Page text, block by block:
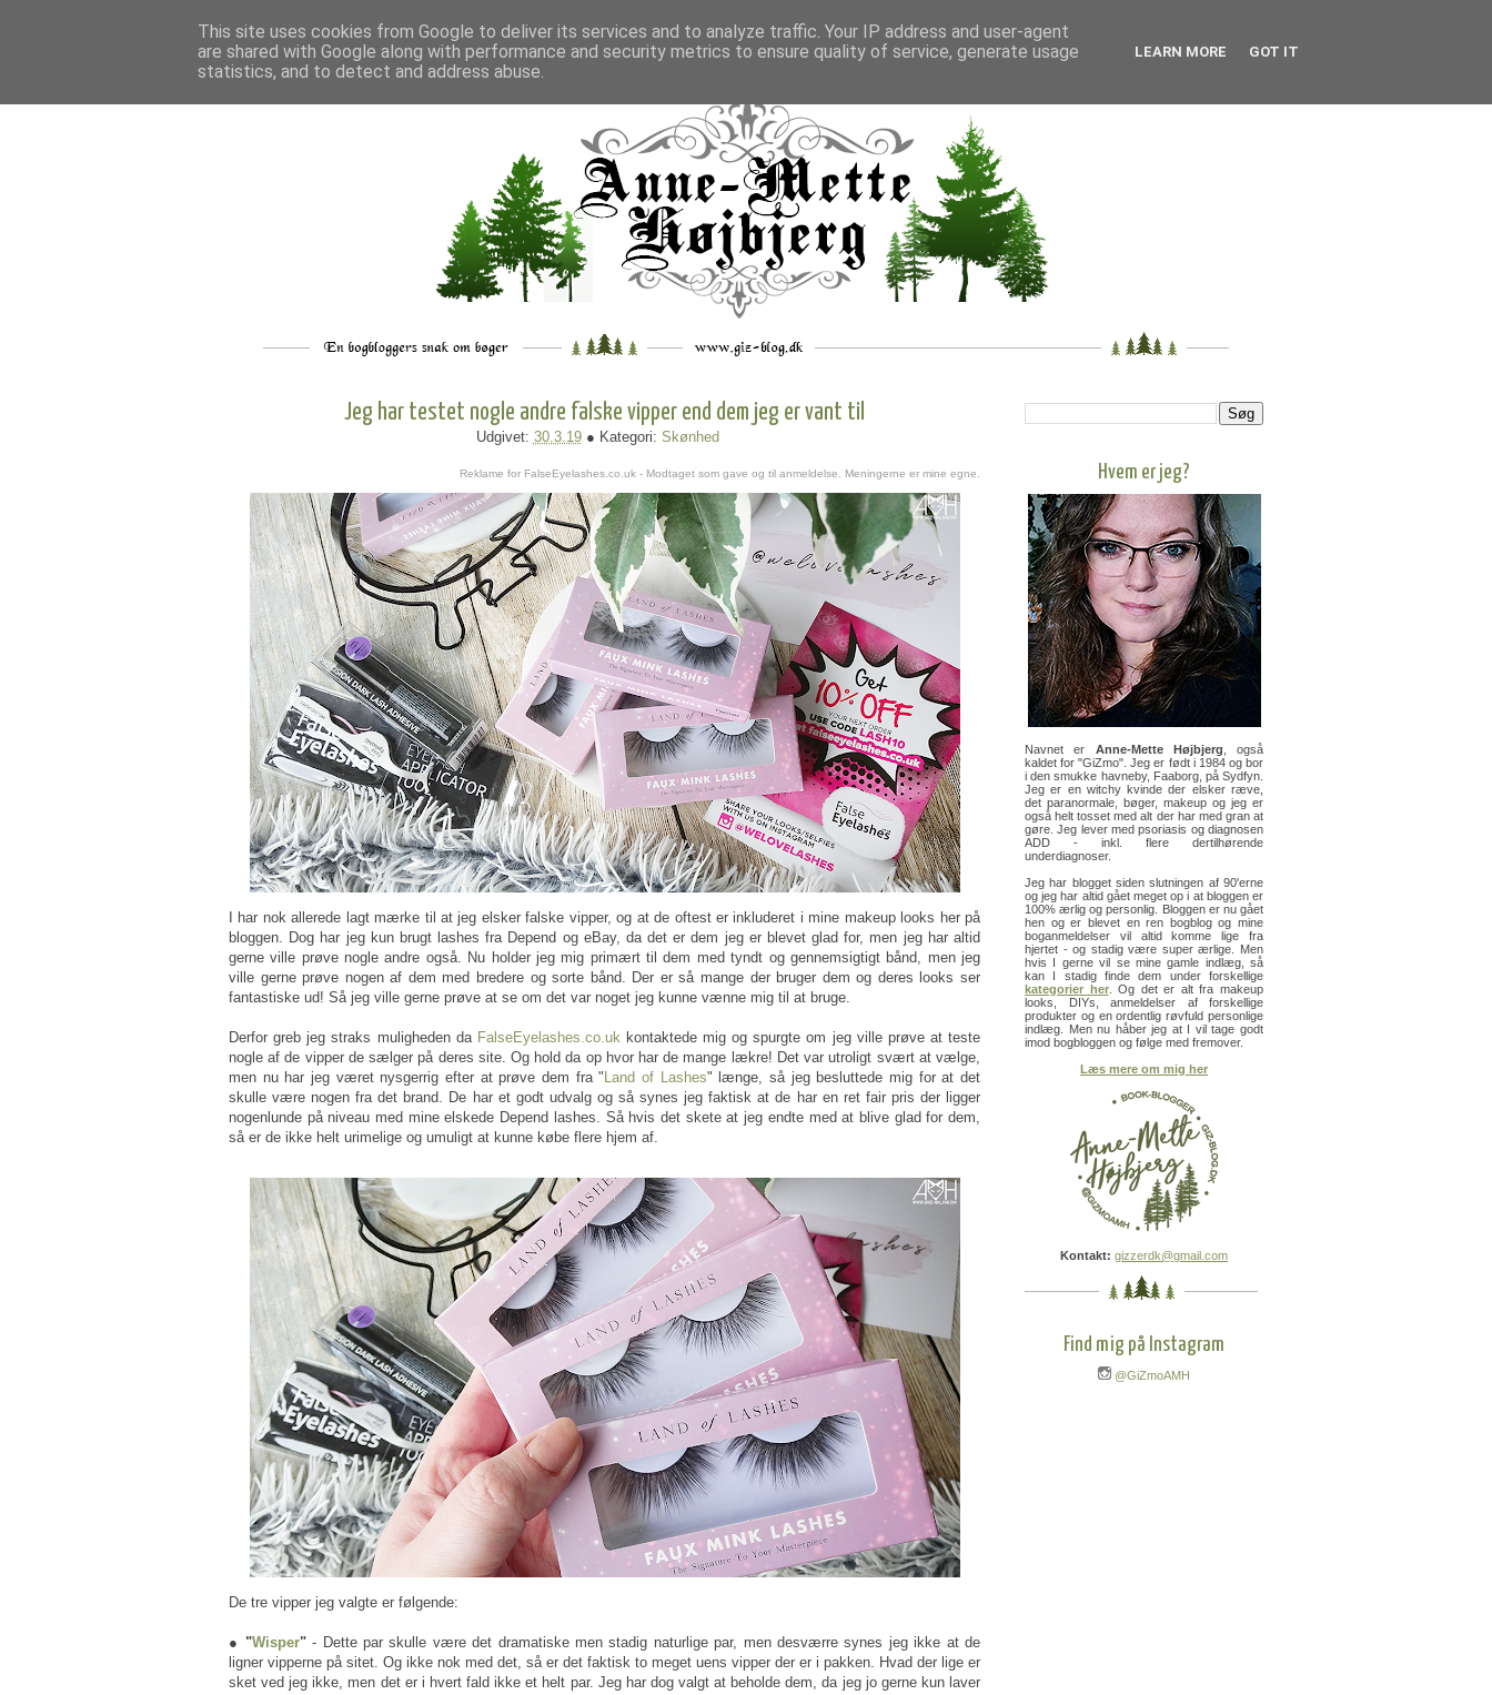
___ _. __ __ _ ___
Jeg har testet nogle andre falske vipper end dem jeg er vant til
Udgivet: 30.3.19 ● Kategori: Skønhed
Reklame for FalseEyelashes.co.uk - Modtaget som gave og til anmeldelse. Meningerne er mine egne.
I har nok allerede lagt mærke til at jeg elsker falske vipper, og at de oftest er inkluderet i mine makeup looks her på
bloggen. Dog har jeg kun brugt lashes fra Depend og eBay, da det er dem jeg er blevet glad for, men jeg har altid
gerne ville prøve nogle andre også. Nu holder jeg mig primært til dem med tyndt og gennemsigtigt bånd, men jeg
ville gerne prøve nogen af dem med bredere og sorte bånd. Der er så mange der bruger dem og deres looks ser
fantastiske ud! Så jeg ville gerne prøve at se om det var noget jeg kunne vænne mig til at bruge.
Derfor greb jeg straks muligheden da FalseEyelashes.co.ukkontaktede mig og spurgte om jeg ville prøve at teste
nogle af de vipper de sælger på deres site. Og hold da op hvor har de mange lækre! Det var utroligt svært at vælge,
men nu har jeg været nysgerrig efter at prøve dem fra " Land of Lashes" længe, så jeg besluttede mig for at det
skulle være nogen fra det brand. De har et godt udvalg og så synes jeg faktisk at de har en ret fair pris der ligger
nogenlunde på niveau med mine elskede Depend lashes. Så hvis det skete at jeg endte med at blive glad for dem,
så er de ikke helt urimelige og umuligt at kunne købe flere hjem af.
De tre vipper jeg valgte er følgende:
● "Wisper"- Dette par skulle være det dramatiske men stadig naturlige par, men desværre synes jeg ikke at de
ligner vipperne på sitet. Og ikke nok med det, så er det faktisk to meget uens vipper der er i pakken. Hvad der lige er
sket ved jeg ikke, men det er i hvert fald ikke et helt par. Jeg har dog valgt at beholde dem, da jeg jo gerne kun laver
Hvem er jeg?
Navnet er Anne-Mette Højbjerg , også
kaldet for "GiZmo". Jeg er født i 1984 og bor
i den smukke havneby, Faaborg, på Sydfyn.
Jeg er en witchy kvinde der elsker ræve,
det paranormale, bøger, makeup og jeg er
også helt tosset med alt der har med gran at
gøre. Jeg lever med psoriasis og diagnosen
ADD - inkl. flere dertilhørende
underdiagnoser.
Jeg har blogget siden slutningen af 90'erne
og jeg har altid gået meget op i at bloggen er
100% ærlig og personlig. Bloggen er nu gået
hen og er blevet en ren bogblog og mine
boganmeldelser vil altid komme lige fra
hjertet - og stadig være super ærlige. Men
hvis I gerne vil se mine gamle indlæg, så
kan I stadig finde dem under forskellige
kategorier her. Og det er alt fra makeup
looks, DIYs, anmeldelser af forskellige
produkter og en ordentlig røvfuld personlige
indlæg. Men nu håber jeg at I vil tage godt
imod bogbloggen og følge med fremover.
Læs mere om mig her
Kontakt: gizzerdk@gmail.com
Find mig på Instagram
@GiZmoAMH
This site uses cookies from Google to deliver its services and to analyze traffic. Your IP address and user-agent
are shared with Google along with performance and security metrics to ensure quality of service, generate usage
statistics, and to detect and address abuse.
LEARN MORE GOT IT